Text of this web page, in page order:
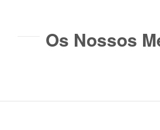
Os Nossos